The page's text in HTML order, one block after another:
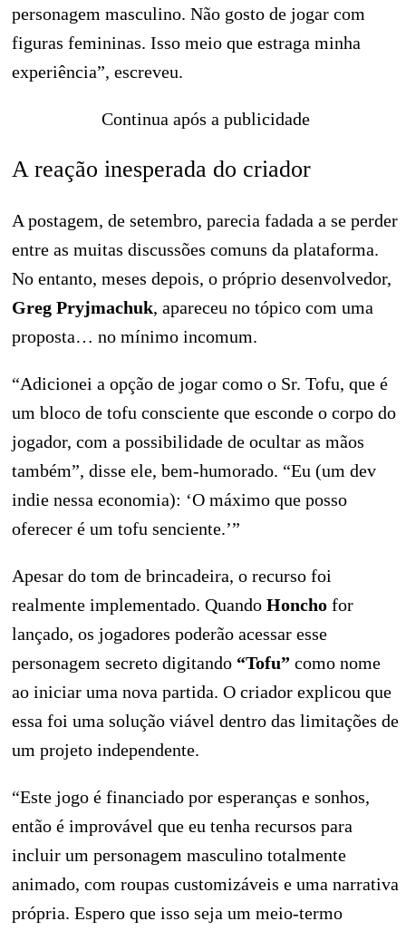
personagem masculino. Não gosto de jogar com
figuras femininas. Isso meio que estraga minha
experiência”, escreveu.
Continua após a publicidade
A reação inesperada do criador
A postagem, de setembro, parecia fadada a se perder
entre as muitas discussões comuns da plataforma.
No entanto, meses depois, o próprio desenvolvedor,
Greg Pryjmachuk, apareceu no tópico com uma
proposta… no mínimo incomum.
“Adicionei a opção de jogar como o Sr. Tofu, que é
um bloco de tofu consciente que esconde o corpo do
jogador, com a possibilidade de ocultar as mãos
também”, disse ele, bem-humorado. “Eu (um dev
indie nessa economia): ‘O máximo que posso
oferecer é um tofu senciente.’”
Apesar do tom de brincadeira, o recurso foi
realmente implementado. Quando Honcho for
lançado, os jogadores poderão acessar esse
personagem secreto digitando “Tofu” como nome
ao iniciar uma nova partida. O criador explicou que
essa foi uma solução viável dentro das limitações de
um projeto independente.
“Este jogo é financiado por esperanças e sonhos,
então é improvável que eu tenha recursos para
incluir um personagem masculino totalmente
animado, com roupas customizáveis e uma narrativa
própria. Espero que isso seja um meio-termo